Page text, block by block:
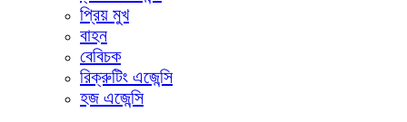
প্রিয় মুখ
বাহন
বেবিচক
রিক্রুটিং এজেন্সি
হজ এজেন্সি